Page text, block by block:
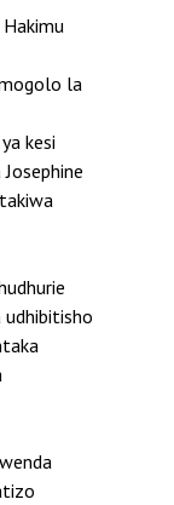
la
kesi
udhibitisho